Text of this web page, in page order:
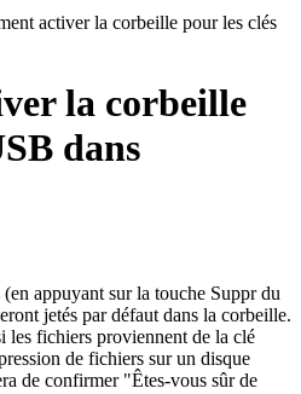
activer la corbeille pour les clés
la corbeille
dans
appuyant sur la touche Suppr du
jetés par défaut dans la corbeille.
les fichiers proviennent de la clé
de fichiers sur un disque
de confirmer "Êtes-vous sûr de